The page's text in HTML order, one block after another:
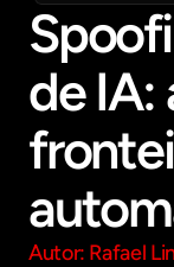
de IA:
Autor: Rafael